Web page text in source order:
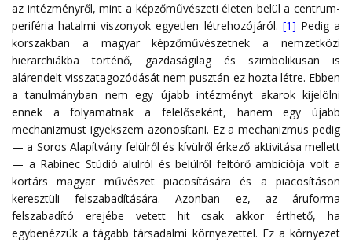
az intézményről, mint a képzőművészeti életen belül a centrum-
periféria hatalmi viszonyok egyetlen létrehozójáról. [1] Pedig a
korszakban a magyar képzőművészetnek a nemzetközi
hierarchiákba történő, gazdaságilag és szimbolikusan is
alárendelt visszatagozódását nem pusztán ez hozta létre. Ebben
a tanulmányban nem egy újabb intézményt akarok kijelölni
ennek a folyamatnak a felelőseként, hanem egy újabb
mechanizmust igyekszem azonosítani. Ez a mechanizmus pedig
— a Soros Alapítvány felülről és kívülről érkező aktivitása mellett
— a Rabinec Stúdió alulról és belülről feltörő ambíciója volt a
kortárs magyar művészet piacosítására és a piacosításon
keresztüli felszabadítására. Azonban ez, az áruforma
felszabadító erejébe vetett hit csak akkor érthető, ha
egybenézzük a tágabb társadalmi környezettel. Ez a környezet